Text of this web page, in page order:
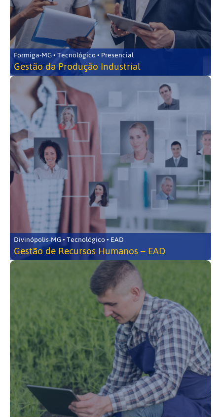
Formiga-MG • Tecnológico • Presencial
Gestão da Produção Industrial
Divinópolis-MG • Tecnológico • EAD
Gestão de Recursos Humanos – EAD